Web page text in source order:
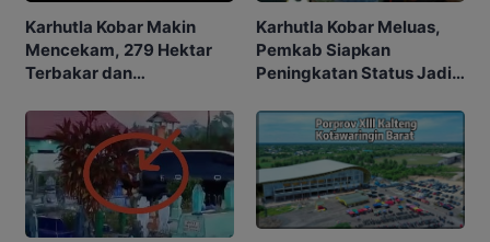
Karhutla Kobar Makin
Mencekam, 279 Hektar
Terbakar dan
Terganggu
Karhutla Kobar Meluas,
Pemkab Siapkan
Peningkatan Status Jadi